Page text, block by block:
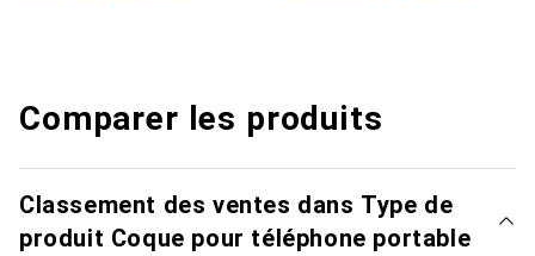
Comparer les produits
Classement des ventes dans Type de
produit Coque pour téléphone portable